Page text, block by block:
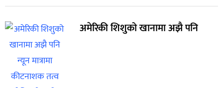
अमेरिकी शिशुको खानामा अझै पनि